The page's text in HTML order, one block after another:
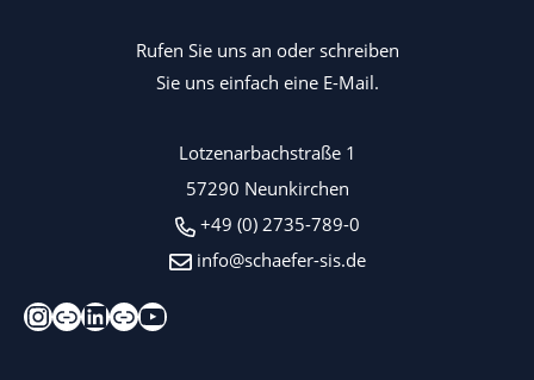
Rufen Sie uns an oder schreiben
Sie uns einfach eine E-Mail.
Lotzenarbachstraße 1
57290 Neunkirchen
+49 (0) 2735-789-0
info@schaefer-sis.de
Instagram
XingLinkedIn
Kununu
YouTube